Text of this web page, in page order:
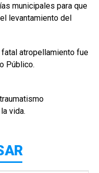
municipales para que
levantamiento del
atropellamiento fue
Público.
vida.